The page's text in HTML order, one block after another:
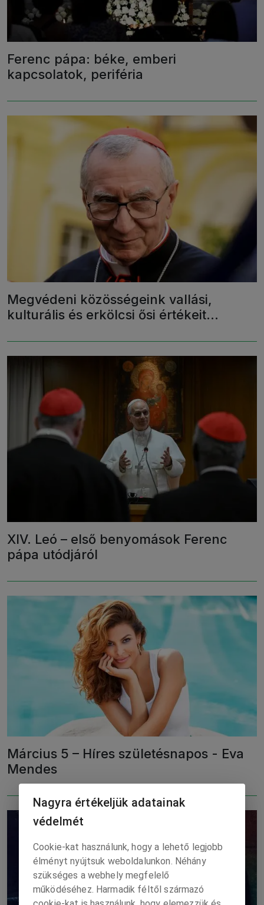
Ferenc pápa: béke, emberi
kapcsolatok, periféria
Megvédeni közösségeink vallási,
kulturális és erkölcsi ősi értékeit…
XIV. Leó – első benyomások Ferenc
pápa utódjáról
Március 5 – Híres születésnapos - Eva
Mendes
Nagyra értékeljük adatainak
védelmét
Cookie-kat használunk, hogy a lehető legjobb
élményt nyújtsuk weboldalunkon. Néhány
szükséges a webhely megfelelő
működéséhez. Harmadik féltől származó